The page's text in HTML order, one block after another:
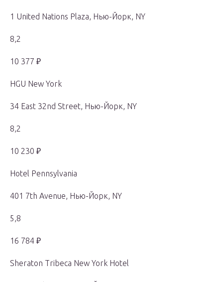
1 United Nations Plaza, Нью-Йорк, NY
8,2
10 377 ₽
HGU New York
34 East 32nd Street, Нью-Йорк, NY
8,2
10 230 ₽
Hotel Pennsylvania
401 7th Avenue, Нью-Йорк, NY
5,8
16 784 ₽
Sheraton Tribeca New York Hotel